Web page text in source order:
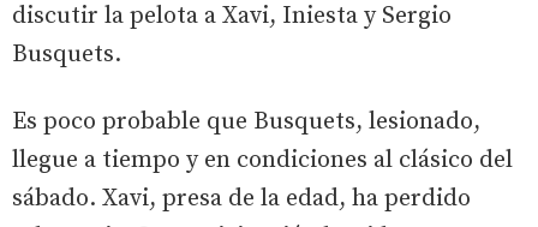
discutir la pelota a Xavi, Iniesta y Sergio
Busquets.
Es poco probable que Busquets, lesionado,
llegue a tiempo y en condiciones al clásico del
sábado. Xavi, presa de la edad, ha perdido